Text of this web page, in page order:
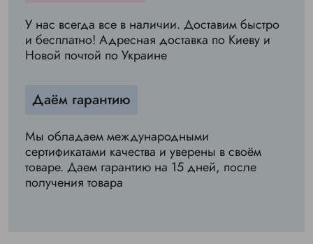
У нас всегда все в наличии. Доставим быстро
и бесплатно! Адресная доставка по Киеву и
Новой почтой по Украине
Даём гарантию
Мы обладаем международными
сертификатами качества и уверены в своём
товаре. Даем гарантию на 15 дней, после
получения товара